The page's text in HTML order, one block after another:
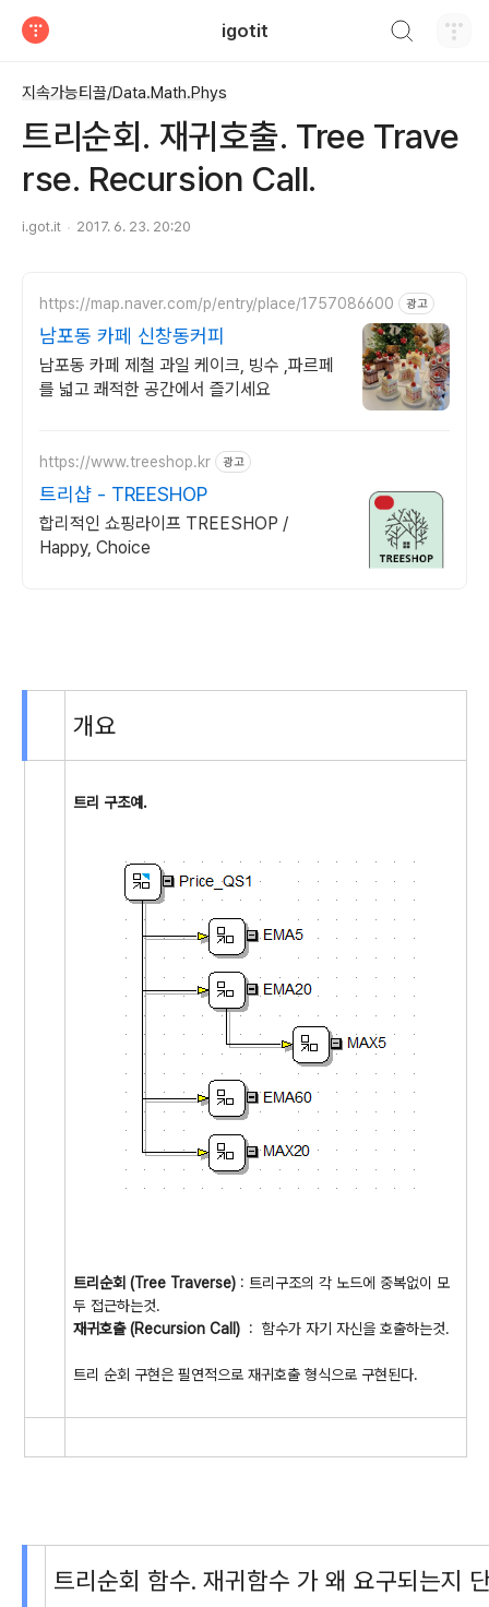
igotit
지속가능티끌/Data.Math.Phys
트리순회. 재귀호출. Tree Trave
rse. Recursion Call.
i.got.it 2017. 6. 23. 20:20
https://map.naver.com/p/entry/place/1757086600 광고
남포동 카페 신창동커피
남포동 카페 제철 과일 케이크, 빙수 ,파르페
를 넓고 쾌적한 공간에서 즐기세요
https://www.treeshop.kr 광고
트리샵 - TREESHOP
합리적인 쇼핑라이프 TREESHOP /
Happy, Choice
개요
트리 구조예.
트리순회 (Tree Traverse) : 트리구조의 각 노드에 중복없이 모
두 접근하는것.
재귀호출 (Recursion Call) : 함수가 자기 자신을 호출하는것.
트리 순회 구현은 필연적으로 재귀호출 형식으로 구현된다.
트리순회 함수. 재귀함수 가 왜 요구되는지